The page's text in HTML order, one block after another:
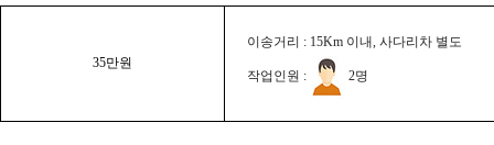
35만원
이송거리 : 15Km 이내, 사다리차 별도
작업인원 : 2명